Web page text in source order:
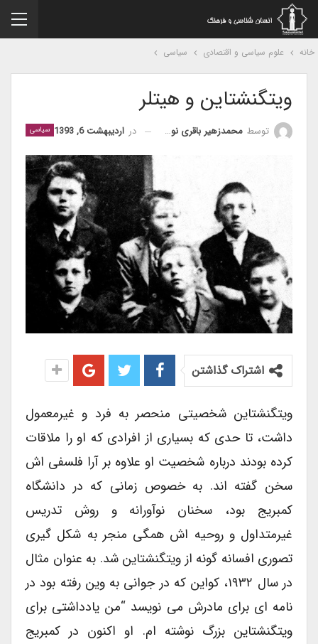
علوم سیاسی و اقتصادی سیاسی
ویتگنشتاین و هیتلر
سیاسی توسطمحمدزهیر باقری نوع پرست دراردیبهشت 6, 1393
اشتراک گذاشتن
ویتگنشتاین شخصیتی منحصر به فرد و غیرمعمول
داشت، تا حدی که بسیاری از افرادی که او را ملاقات
کرده بودند درباره شخصیت او علاوه بر آرا فلسفی اش
سخن گفته اند. به خصوص زمانی که در دانشگاه
کمبریج بود، سخنان نوآورانه و روش تدریس
غیرمتداول و روحیه اش همگی منجر به شکل گیری
تصوری افسانه گونه از ویتگنشتاین شد. به عنوان مثال
در سال ۱۹۳۲، کواین که در جوانی به وین رفته بود در
نامه ای برای مادرش می نویسد “من یادداشتی برای
ویتگنشتاین بزرگ نوشته ام. او اکنون در کمبریج